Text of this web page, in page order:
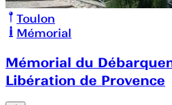
Toulon
Mémorial
Mémorial du
Libération de Provence